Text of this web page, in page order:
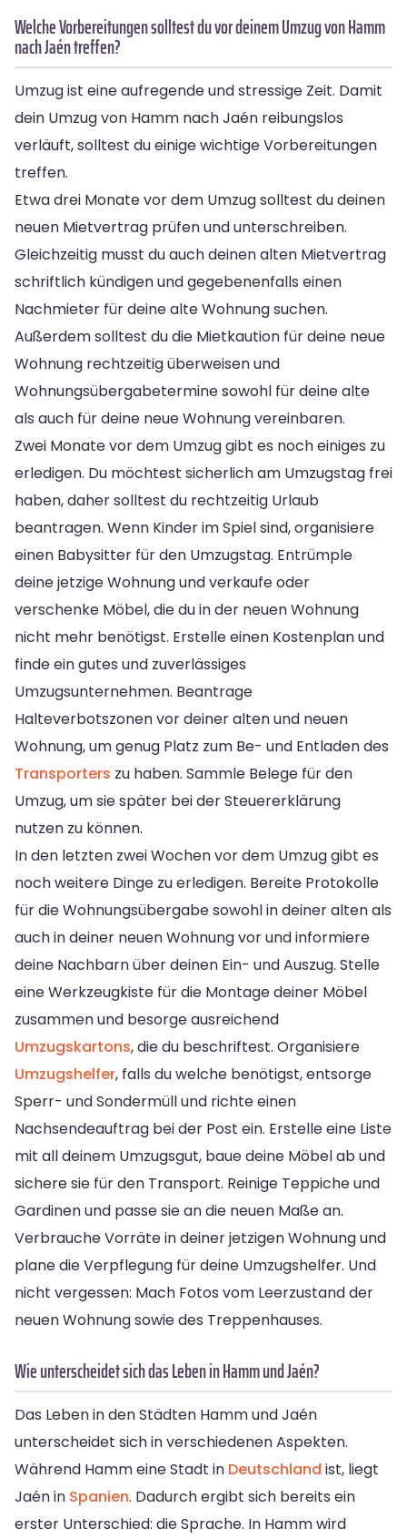
Welche Vorbereitungen solltest du vor deinem Umzug von Hamm
nach Jaén treffen?
Umzug ist eine aufregende und stressige Zeit. Damit
dein Umzug von Hamm nach Jaén reibungslos
verläuft, solltest du einige wichtige Vorbereitungen
treffen.
Etwa drei Monate vor dem Umzug solltest du deinen
neuen Mietvertrag prüfen und unterschreiben.
Gleichzeitig musst du auch deinen alten Mietvertrag
schriftlich kündigen und gegebenenfalls einen
Nachmieter für deine alte Wohnung suchen.
Außerdem solltest du die Mietkaution für deine neue
Wohnung rechtzeitig überweisen und
Wohnungsübergabetermine sowohl für deine alte
als auch für deine neue Wohnung vereinbaren.
Zwei Monate vor dem Umzug gibt es noch einiges zu
erledigen. Du möchtest sicherlich am Umzugstag frei
haben, daher solltest du rechtzeitig Urlaub
beantragen. Wenn Kinder im Spiel sind, organisiere
einen Babysitter für den Umzugstag. Entrümple
deine jetzige Wohnung und verkaufe oder
verschenke Möbel, die du in der neuen Wohnung
nicht mehr benötigst. Erstelle einen Kostenplan und
finde ein gutes und zuverlässiges
Umzugsunternehmen. Beantrage
Halteverbotszonen vor deiner alten und neuen
Wohnung, um genug Platz zum Be- und Entladen des
Transporters zu haben. Sammle Belege für den
Umzug, um sie später bei der Steuererklärung
nutzen zu können.
In den letzten zwei Wochen vor dem Umzug gibt es
noch weitere Dinge zu erledigen. Bereite Protokolle
für die Wohnungsübergabe sowohl in deiner alten als
auch in deiner neuen Wohnung vor und informiere
deine Nachbarn über deinen Ein- und Auszug. Stelle
eine Werkzeugkiste für die Montage deiner Möbel
zusammen und besorge ausreichend
Umzugskartons, die du beschriftest. Organisiere
Umzugshelfer, falls du welche benötigst, entsorge
Sperr- und Sondermüll und richte einen
Nachsendeauftrag bei der Post ein. Erstelle eine Liste
mit all deinem Umzugsgut, baue deine Möbel ab und
sichere sie für den Transport. Reinige Teppiche und
Gardinen und passe sie an die neuen Maße an.
Verbrauche Vorräte in deiner jetzigen Wohnung und
plane die Verpflegung für deine Umzugshelfer. Und
nicht vergessen: Mach Fotos vom Leerzustand der
neuen Wohnung sowie des Treppenhauses.
Wie unterscheidet sich das Leben in Hamm und Jaén?
Das Leben in den Städten Hamm und Jaén
unterscheidet sich in verschiedenen Aspekten.
Während Hamm eine Stadt in Deutschland ist, liegt
Jaén in Spanien. Dadurch ergibt sich bereits ein
erster Unterschied: die Sprache. In Hamm wird